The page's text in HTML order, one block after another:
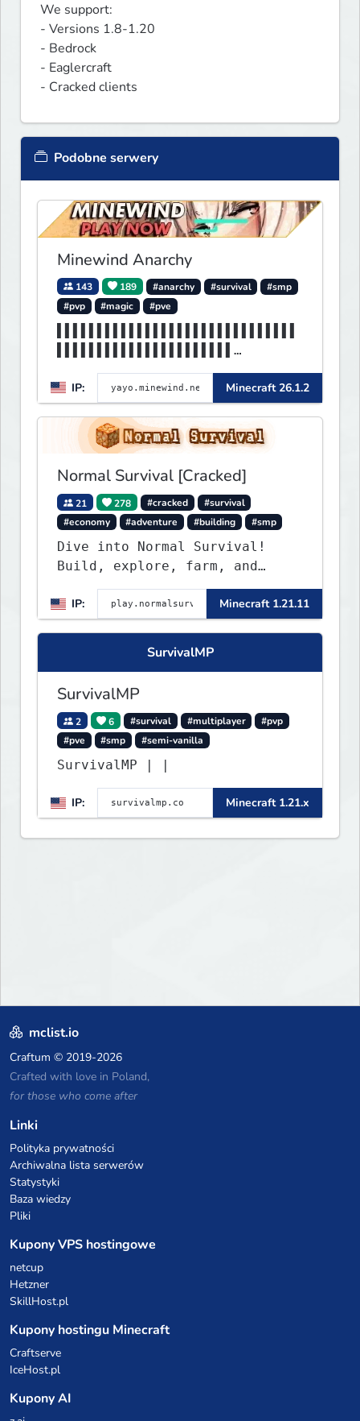
We support:
- Versions 1.8-1.20
- Bedrock
- Eaglercraft
- Cracked clients
Podobne serwery
Minewind Anarchy
143 189 #anarchy #survival
#smp
#pvp
#magic #pve
▌▌▌▌▌▌▌▌▌▌▌▌▌▌▌▌▌▌▌▌▌▌
IP: Minecraft 26.1.2
Normal Survival [Cracked]
21 278 #cracked
#survival
#economy
#adventure #building #smp
Dive into Normal Survival!
Build, explore, farm, and
create with a friendly
community. Enjoy weekly
updates, new features, and
endless adventures!
IP: Minecraft 1.21.11
SurvivalMP
SurvivalMP
2 6 #survival #multiplayer
#pvp
#pve
#smp #semi-vanilla
SurvivalMP | |
IP: Minecraft 1.21.x
mclist.io
Craftum © 2019-2026
Crafted with love in Poland,
for those who come after
Linki
Polityka prywatności
Archiwalna lista serwerów
Statystyki
Baza wiedzy
Pliki
Kupony VPS hostingowe
netcup
Hetzner
SkillHost.pl
Kupony hostingu Minecraft
Craftserve
IceHost.pl
Kupony AI